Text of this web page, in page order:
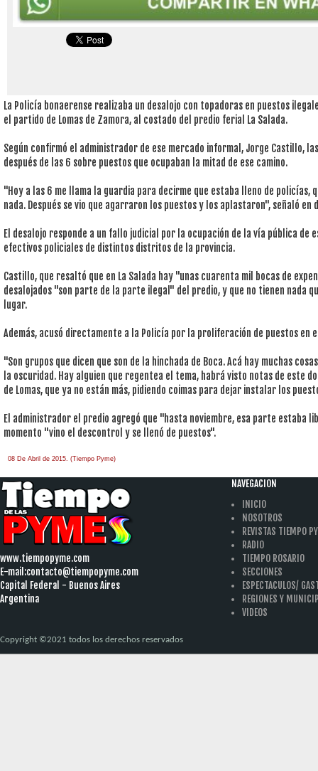
La Policía bonaerense realizaba un desalojo con topadoras en puestos
el partido de Lomas de Zamora, al costado del predio ferial La Salada.
Según confirmó el administrador de ese mercado informal, Jorge Castillo,
después de las 6 sobre puestos que ocupaban la mitad de ese camino.
"Hoy a las 6 me llama la guardia para decirme que estaba lleno de policías,
nada. Después se vio que agarraron los puestos y los aplastaron", señaló
El desalojo responde a un fallo judicial por la ocupación de la vía pública de
efectivos policiales de distintos distritos de la provincia.
Castillo, que resaltó que en La Salada hay "unas cuarenta mil bocas de
desalojados "son parte de la parte ilegal" del predio, y que no tienen nada
lugar.
Además, acusó directamente a la Policía por la proliferación de puestos en
"Son grupos que dicen que son de la hinchada de Boca. Acá hay muchas
la oscuridad. Hay alguien que regentea el tema, habrá visto notas de este
de Lomas, que ya no están más, pidiendo coimas para dejar instalar los
El administrador el predio agregó que "hasta noviembre, esa parte estaba
momento "vino el descontrol y se llenó de puestos".
08 De Abril de 2015. (Tiempo Pyme)
www.tiempopyme.com
E-mail:contacto@tiempopyme.com
Capital Federal - Buenos Aires
Argentina
NAVEGACION
INICIO
NOSOTROS
REVISTAS TIEMPO
RADIO
TIEMPO ROSARIO
SECCIONES
ESPECTACULOS/
REGIONES Y
VIDEOS
Copyright ©2021 todos los derechos reservados